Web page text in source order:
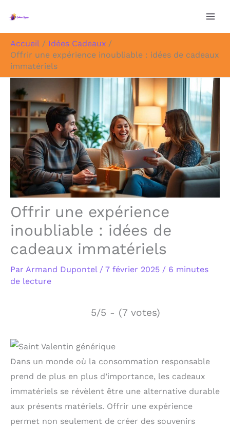
Accueil
Idées Cadeaux
Offrir une expérience inoubliable : idées de cadeaux
immatériels
Offrir une expérience
inoubliable : idées de
cadeaux immatériels
Par Armand Dupontel / 7 février 2025 / 6 minutes
de lecture
5/5 - (7 votes)
Dans un monde où la consommation responsable
prend de plus en plus d’importance, les cadeaux
immatériels se révèlent être une alternative durable
aux présents matériels. Offrir une expérience
permet non seulement de créer des souvenirs